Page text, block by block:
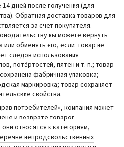
дней после получения (для
Обратная доставка товаров для
за счет покупателя.
вы можете вернуть
обменять его, если: товар не
следов использования
потёртостей, пятен и т. п.; товар
фабричная упаковка;
маркировка; товар сохраняет
свойства.
потребителей», компания может
и возврате товаров
относятся к категориям,
непродовольственных